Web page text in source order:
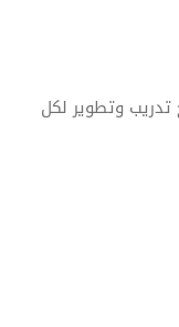
تدريب وتطوير لكل